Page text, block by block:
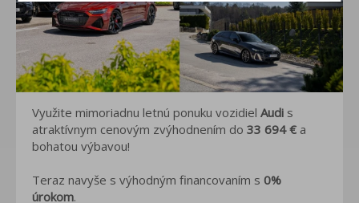
Využite mimoriadnu letnú ponuku vozidiel Audi s
atraktívnym cenovým zvýhodnením do 33 694 € a
bohatou výbavou!
Teraz navyše s výhodným financovaním s 0%
úrokom.